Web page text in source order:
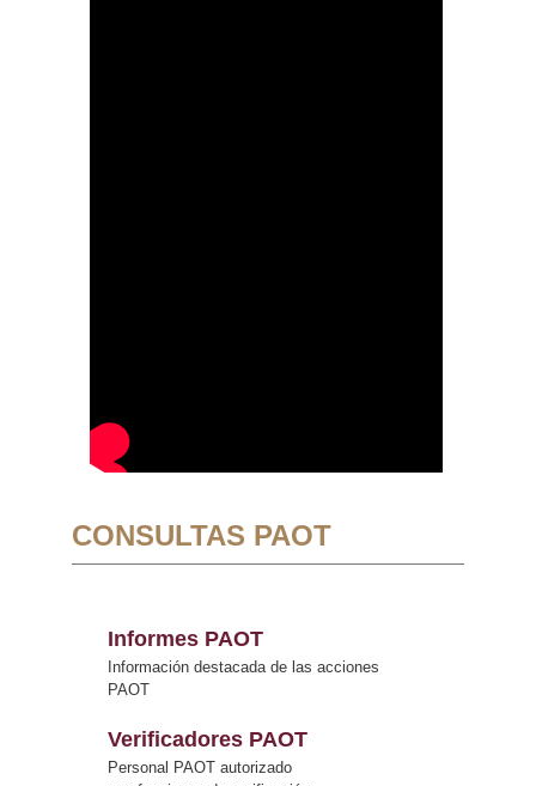
CONSULTAS PAOT
Informes PAOT
Información destacada de las acciones
PAOT
Verificadores PAOT
Personal PAOT autorizado